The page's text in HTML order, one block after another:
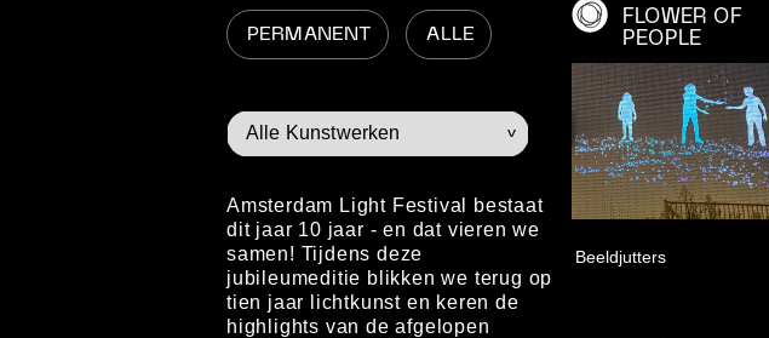
PERMANENT ALLE
Amsterdam Light Festival bestaat
dit jaar 10 jaar - en dat vieren we
samen! Tijdens deze
jubileumeditie blikken we terug op
tien jaar lichtkunst en keren de
highlights van de afgelopen
FLOWER OF
PEOPLE
Beeldjutters